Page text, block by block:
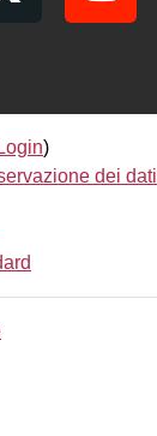
Login)
dei dati